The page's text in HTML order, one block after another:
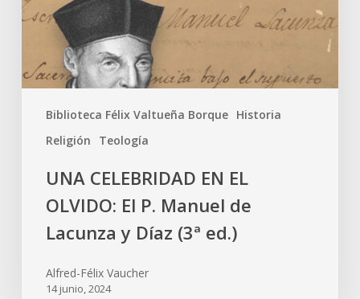
Biblioteca Félix Valtueña Borque Historia
Religión
Teología
UNA CELEBRIDAD EN EL
OLVIDO: El P. Manuel de
Lacunza y Díaz (3ª ed.)
Alfred-Félix Vaucher
14 junio, 2024